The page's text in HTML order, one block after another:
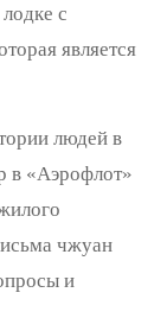
с
является
людей в
в «Аэрофлот»
чжуан
и